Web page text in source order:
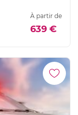
À partir de
639 €